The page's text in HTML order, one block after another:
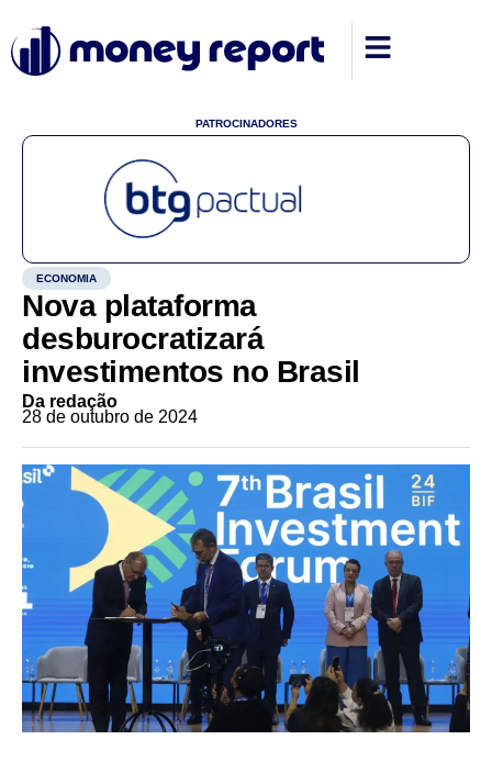
PATROCINADORES
ECONOMIA
Nova plataforma
desburocratizará
investimentos no Brasil
Da redação
28 de outubro de 2024